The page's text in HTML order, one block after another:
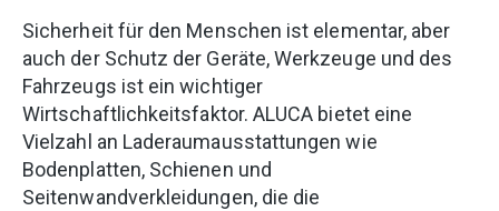
Sicherheit für den Menschen ist elementar, aber
auch der Schutz der Geräte, Werkzeuge und des
Fahrzeugs ist ein wichtiger
Wirtschaftlichkeitsfaktor. ALUCA bietet eine
Vielzahl an Laderaumausstattungen wie
Bodenplatten, Schienen und
Seitenwandverkleidungen, die die